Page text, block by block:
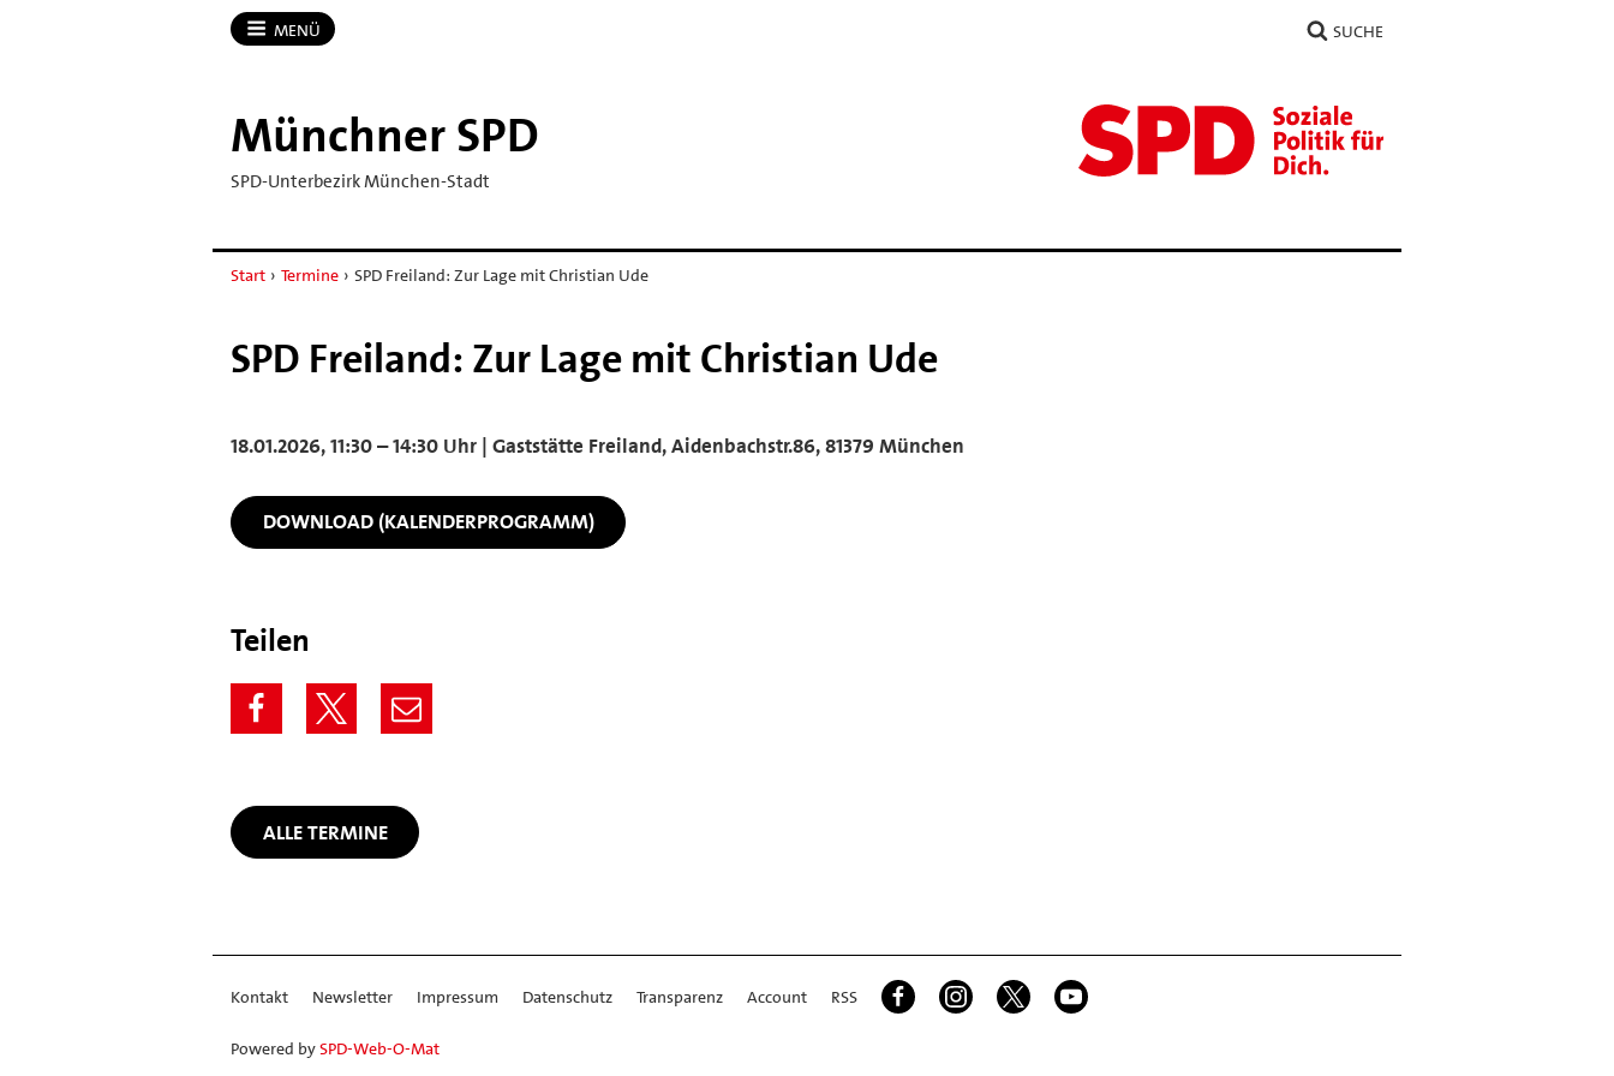
MENÜ SUCHE
Münchner SPD
SPD-Unterbezirk München-Stadt
Start › Termine › SPD Freiland: Zur Lage mit Christian Ude
SPD Freiland: Zur Lage mit Christian Ude
18.01.2026, 11:30 – 14:30 Uhr | Gaststätte Freiland, Aidenbachstr.86, 81379 München
DOWNLOAD (KALENDERPROGRAMM)
Teilen
ALLE TERMINE
Kontakt Newsletter Impressum Datenschutz Transparenz Account RSS
Powered bySPD-Web-O-Mat